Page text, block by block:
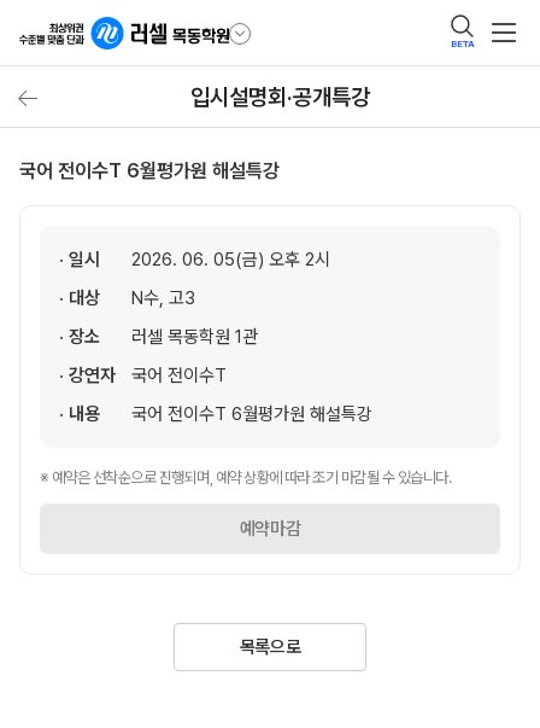
BETA
입시설명회·공개특강
국어 전이수T 6월평가원 해설특강
· 일시
2026. 06. 05(금) 오후 2시
· 대상
N수, 고3
· 장소
러셀 목동학원 1관
· 강연자
국어 전이수T
· 내용
국어 전이수T 6월평가원 해설특강
※ 예약은 선착순으로 진행되며, 예약 상황에 따라 조기 마감될 수 있습니다.
예약마감
목록으로